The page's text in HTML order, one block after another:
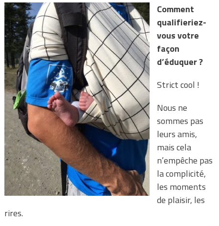
Comment
qualifieriez-
vous votre
façon
d’éduquer ?
Strict cool !
Nous ne
sommes pas
leurs amis,
mais cela
n’empêche pas
la complicité,
les moments
de plaisir, les
rires.